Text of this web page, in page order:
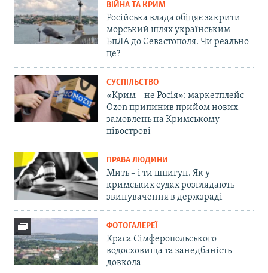
ВІЙНА ТА КРИМ
Російська влада обіцяє закрити
морський шлях українським
БпЛА до Севастополя. Чи реально
це?
СУСПІЛЬСТВО
«Крим – не Росія»: маркетплейс
Ozon припинив прийом нових
замовлень на Кримському
півострові
ПРАВА ЛЮДИНИ
Мить – і ти шпигун. Як у
кримських судах розглядають
звинувачення в держзраді
ФОТОГАЛЕРЕЇ
Краса Сімферопольського
водосховища та занедбаність
довкола